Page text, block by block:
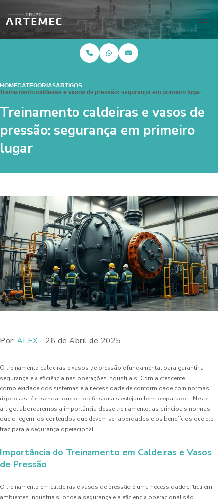
HOMECATEGORIASARTIGOS
Treinamento caldeiras e vasos de pressão: segurança em primeiro lugar
Treinamento caldeiras e vasos de
pressão: segurança em primeiro
lugar
Por: ALEX - 28 de Abril de 2025
O treinamento caldeiras e vasos de pressão é fundamental para garantir a
segurança e a eficiência nas operações industriais. Com a crescente
complexidade dos sistemas e a necessidade de conformidade com normas
rigorosas, é essencial que os profissionais estejam bem preparados. Neste
artigo, abordaremos a importância desse treinamento, as principais normas
que o regem, os conteúdos que devem ser abordados e os benefícios que ele
traz para a segurança operacional.
Importância do Treinamento em Caldeiras e Vasos
de Pressão
O treinamento em caldeiras e vasos de pressão é uma necessidade crítica em
ambientes industriais, onde a segurança e a eficiência operacional são